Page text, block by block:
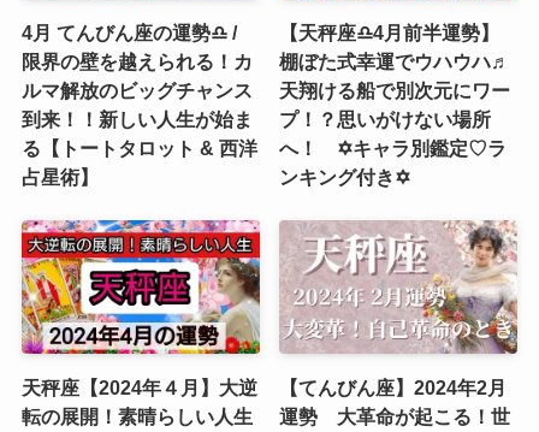
4月 てんびん座の運勢♎️ /
限界の壁を越えられる！カ
ルマ解放のビッグチャンス
到来！！新しい人生が始ま
る【トートタロット & 西洋
占星術】
【天秤座♎4月前半運勢】
棚ぼた式幸運でウハウハ♬
天翔ける船で別次元にワー
プ！？思いがけない場所
へ！ ✡️キャラ別鑑定♡ラ
ンキング付き✡️
天秤座【2024年４月】大逆
転の展開！素晴らしい人生
【てんびん座】2024年2月
運勢 大革命が起こる！世